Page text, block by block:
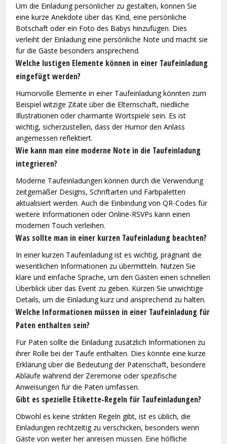
Um die Einladung persönlicher zu gestalten, können Sie
eine kurze Anekdote über das Kind, eine persönliche
Botschaft oder ein Foto des Babys hinzufügen. Dies
verleiht der Einladung eine persönliche Note und macht sie
für die Gäste besonders ansprechend.
Welche lustigen Elemente können in einer Taufeinladung
eingefügt werden?
Humorvolle Elemente in einer Taufeinladung könnten zum
Beispiel witzige Zitate über die Elternschaft, niedliche
Illustrationen oder charmante Wortspiele sein. Es ist
wichtig, sicherzustellen, dass der Humor den Anlass
angemessen reflektiert.
Wie kann man eine moderne Note in die Taufeinladung
integrieren?
Moderne Taufeinladungen können durch die Verwendung
zeitgemäßer Designs, Schriftarten und Farbpaletten
aktualisiert werden. Auch die Einbindung von QR-Codes für
weitere Informationen oder Online-RSVPs kann einen
modernen Touch verleihen.
Was sollte man in einer kurzen Taufeinladung beachten?
In einer kurzen Taufeinladung ist es wichtig, prägnant die
wesentlichen Informationen zu übermitteln. Nutzen Sie
klare und einfache Sprache, um den Gästen einen schnellen
Überblick über das Event zu geben. Kürzen Sie unwichtige
Details, um die Einladung kurz und ansprechend zu halten.
Welche Informationen müssen in einer Taufeinladung für
Paten enthalten sein?
Für Paten sollte die Einladung zusätzlich Informationen zu
ihrer Rolle bei der Taufe enthalten. Dies könnte eine kurze
Erklärung über die Bedeutung der Patenschaft, besondere
Abläufe während der Zeremonie oder spezifische
Anweisungen für die Paten umfassen.
Gibt es spezielle Etikette-Regeln für Taufeinladungen?
Obwohl es keine strikten Regeln gibt, ist es üblich, die
Einladungen rechtzeitig zu verschicken, besonders wenn
Gäste von weiter her anreisen müssen. Eine höfliche